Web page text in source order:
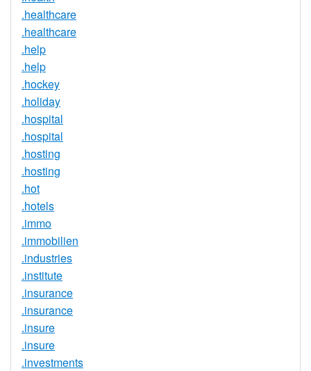
.healthcare
.healthcare
.help
.help
.hockey
.holiday
.hospital
.hospital
.hosting
.hosting
.hot
.hotels
.immo
.immobilien
.industries
.institute
.insurance
.insurance
.insure
.insure
.investments